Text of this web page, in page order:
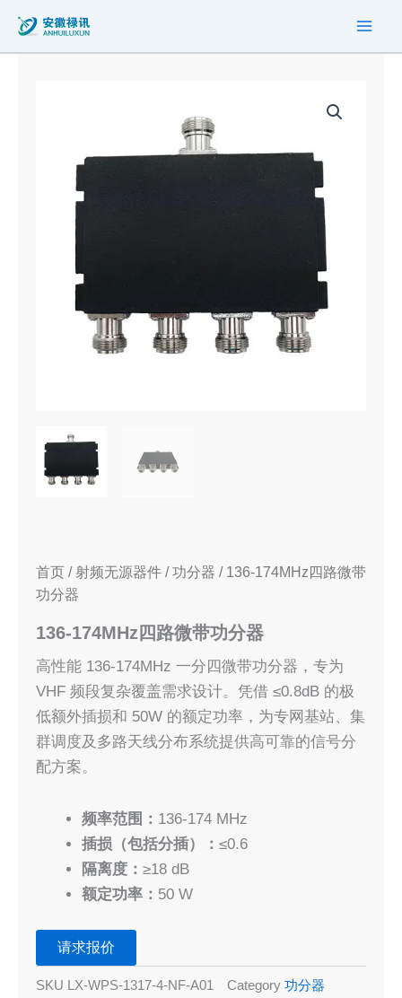
首页 / 射频无源器件 /功分器 / 136-174MHz四路微带
功分器
136-174MHz四路微带功分器
高性能 136-174MHz 一分四微带功分器，专为
VHF 频段复杂覆盖需求设计。凭借 ≤0.8dB 的极
低额外插损和 50W 的额定功率，为专网基站、集
群调度及多路天线分布系统提供高可靠的信号分
配方案。
频率范围： 136-174 MHz
插损（包括分插）： ≤0.6
隔离度： ≥18 dB
额定功率： 50 W
请求报价
SKU LX-WPS-1317-4-NF-A01 Category 功分器